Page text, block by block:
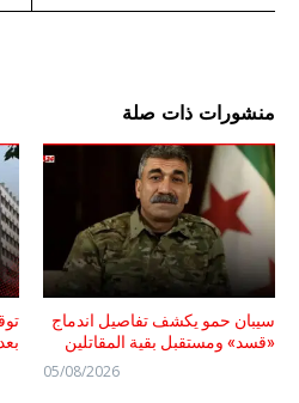
منشورات ذات صلة
سيبان حمو يكشف تفاصيل اندماج
«قسد» ومستقبل بقية المقاتلين
05/08/2026